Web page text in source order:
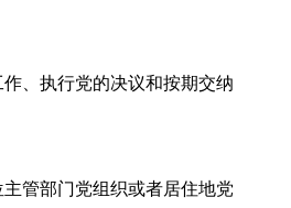
、执行党的决议和按期交纳
管部门党组织或者居住地党